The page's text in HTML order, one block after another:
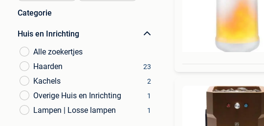
Categorie
Huis en Inrichting
Alle zoekertjes
Haarden
23
Kachels 2
Overige Huis en Inrichting 1
Lampen | Losse lampen 1